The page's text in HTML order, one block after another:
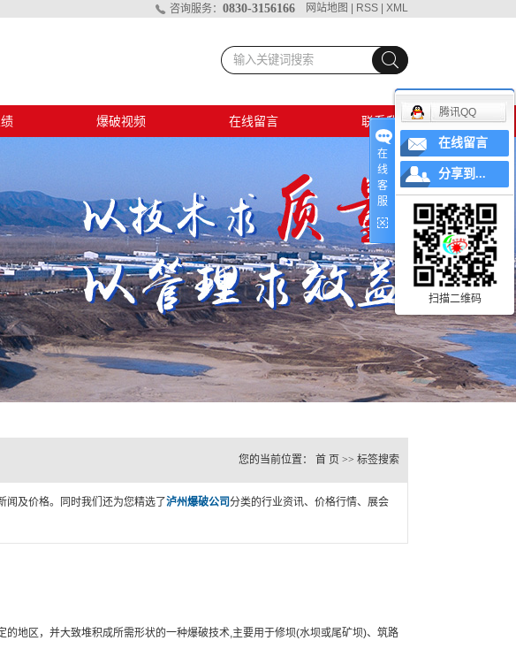
网站地图 RSS XML
咨询服务： 0830-3156166
爆破视频
清凉村排危
工地爆破
在线留言 联系我们
您的当前位置： 首 页 >> 标签搜索
闻及价格。同时我们还为您精选了泸州爆破公司分类的行业资讯、价格行情、展会
地区，并大致堆积成所需形状的一种爆破技术,主要用于修坝(水坝或尾矿坝)、筑路
在
线
客
服
腾讯QQ
在线留言
分享到...
扫描二维码